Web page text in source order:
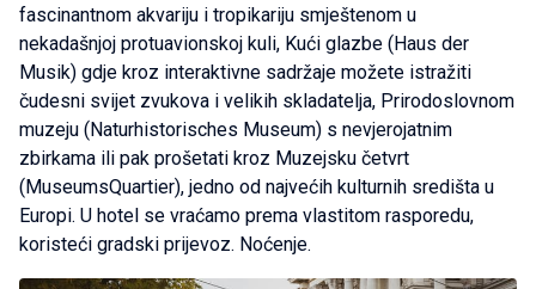
fascinantnom akvariju i tropikariju smještenom u
nekadašnjoj protuavionskoj kuli, Kući glazbe (Haus der
Musik) gdje kroz interaktivne sadržaje možete istražiti
čudesni svijet zvukova i velikih skladatelja, Prirodoslovnom
muzeju (Naturhistorisches Museum) s nevjerojatnim
zbirkama ili pak prošetati kroz Muzejsku četvrt
(MuseumsQuartier), jedno od najvećih kulturnih središta u
Europi. U hotel se vraćamo prema vlastitom rasporedu,
koristeći gradski prijevoz. Noćenje.